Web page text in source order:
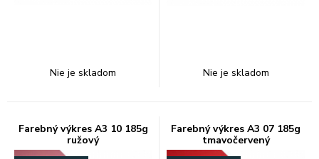
Nie je skladom Nie je skladom
Farebný výkres A3 10 185g
ružový
Farebný výkres A3 07 185g
tmavočervený